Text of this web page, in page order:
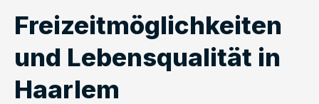
Freizeitmöglichkeiten
und Lebensqualität in
Haarlem